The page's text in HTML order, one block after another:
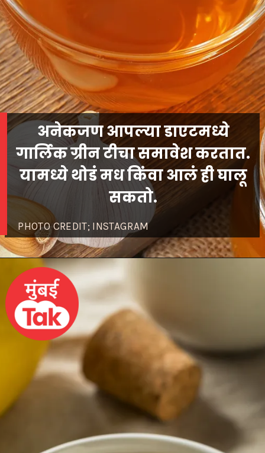
PHOTO CREDIT; INSTAGRAM
अनेकजण आपल्या डाएटमध्ये
गार्लिक ग्रीन टीचा समावेश करतात.
यामध्ये थोडं मध किंवा आलं ही घालू
सकतो.